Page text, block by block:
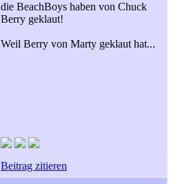
die BeachBoys haben von Chuck
Berry geklaut!
Weil Berry von Marty geklaut hat...
Beitrag zitieren